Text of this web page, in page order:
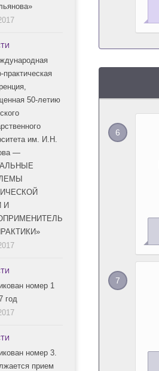
практическая
50-летию
им. И.Н.
—
И
номер 1
год
номер 3.
прием